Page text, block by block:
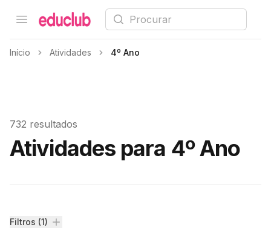
Open menu
Educlub Procurar
Início Atividades 4º Ano
732 resultados
Atividades para 4º Ano
Filtros
Filtros (1)